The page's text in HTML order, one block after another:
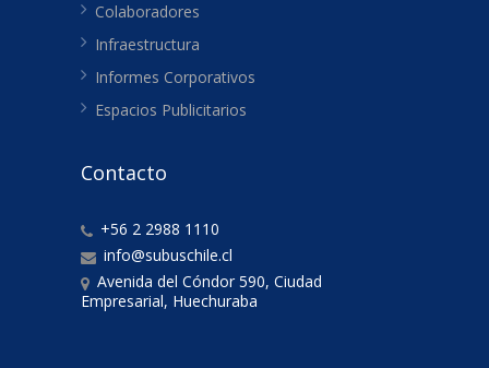
Colaboradores
Infraestructura
Informes Corporativos
Espacios Publicitarios
Contacto
+56 2 2988 1110
info@subuschile.cl
Avenida del Cóndor 590, Ciudad
Empresarial, Huechuraba